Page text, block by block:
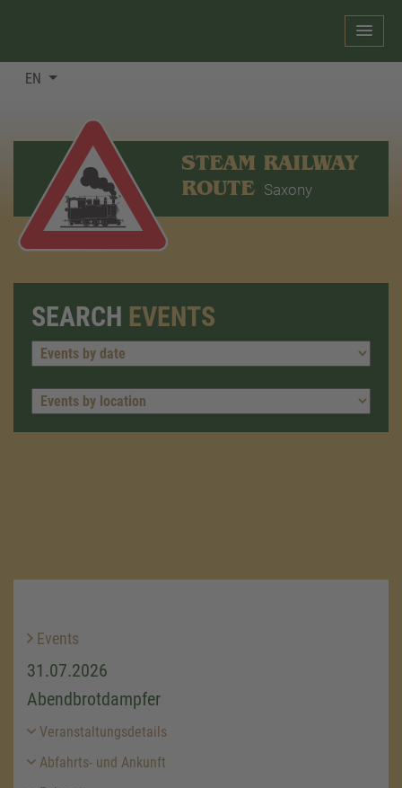
EN
STEAM RAILWAY
ROUTE Saxony
SEARCH EVENTS
Events
31.07.2026
Abendbrotdampfer
Veranstaltungsdetails
Abfahrts- und Ankunft